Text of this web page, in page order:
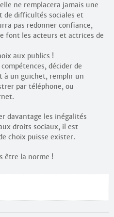
ne remplacera jamais une
de difficultés sociales et
pas redonner confiance,
font les acteurs et actrices de
aux publics !
décider de
à un guichet, remplir un
par téléphone, ou
davantage les inégalités
droits sociaux, il est
choix puisse exister.
être la norme !